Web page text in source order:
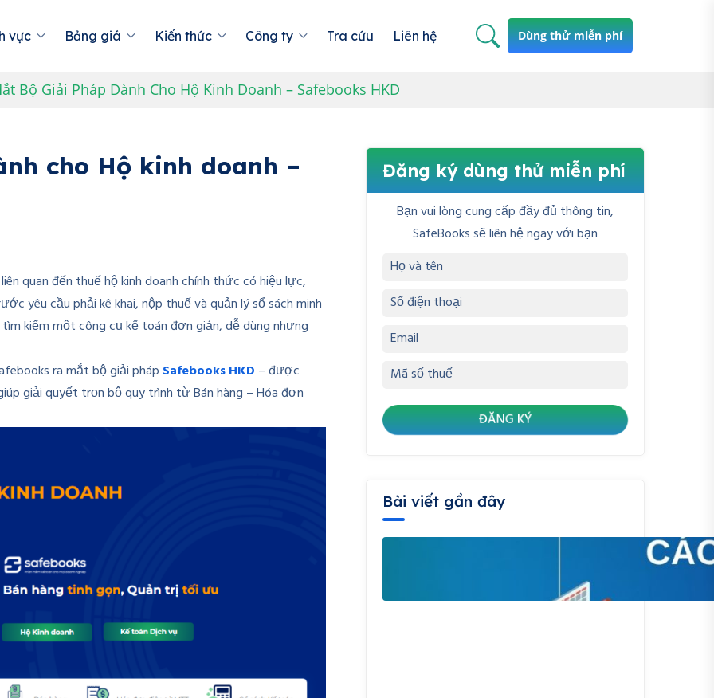
vực Bảng giá Kiến thức Công ty Tra cứu Liên hệ Dùng thử miễn phí
Bộ Giải Pháp Dành Cho Hộ Kinh Doanh – Safebooks HKD
cho Hộ kinh doanh –
quan đến thuế hộ kinh doanh chính thức có hiệu lực,
yêu cầu phải kê khai, nộp thuế và quản lý sổ sách minh
kiếm một công cụ kế toán đơn giản, dễ dùng nhưng
ra mắt bộ giải pháp Safebooks HKD – được
giải quyết trọn bộ quy trình từ Bán hàng – Hóa đơn
Đăng ký dùng thử miễn phí
Bạn vui lòng cung cấp đầy đủ thông tin,
SafeBooks sẽ liên hệ ngay với bạn
Bài viết gần đây